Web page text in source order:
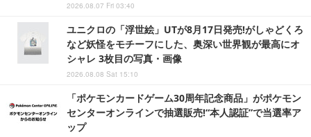
2026.08.07 Fri 03:40
ユニクロの「浮世絵」UTが8月17日発売!がしゃどくろ
など妖怪をモチーフにした、奥深い世界観が最高にオ
シャレ 3枚目の写真・画像
2026.08.08 Sat 15:10
「ポケモンカードゲーム30周年記念商品」がポケモン
センターオンラインで抽選販売!“本人認証”で当選率ア
ップ